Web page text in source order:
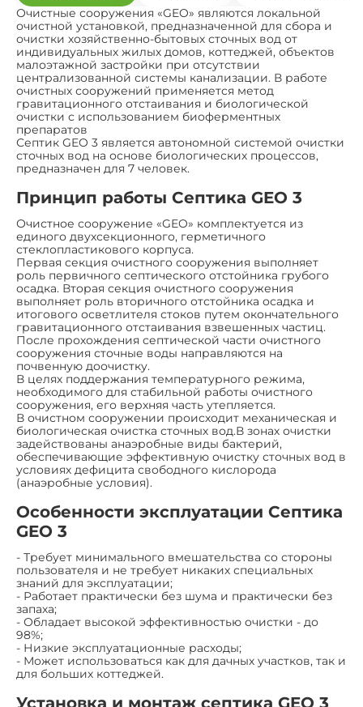
Очистные сооружения «GEO» являются локальной
очистной установкой, предназначенной для сбора и
очистки хозяйственно-бытовых сточных вод от
индивидуальных жилых домов, коттеджей, объектов
малоэтажной застройки при отсутствии
централизованной системы канализации. В работе
очистных сооружений применяется метод
гравитационного отстаивания и биологической
очистки с использованием биоферментных
препаратов
Септик GEO 3 является автономной системой очистки
сточных вод на основе биологических процессов,
предназначен для 7 человек.
Принцип работы Септика GEO 3
Очистное сооружение «GEO» комплектуется из
единого двухсекционного, герметичного
стеклопластикового корпуса.
Первая секция очистного сооружения выполняет
роль первичного септического отстойника грубого
осадка. Вторая секция очистного сооружения
выполняет роль вторичного отстойника осадка и
итогового осветлителя стоков путем окончательного
гравитационного отстаивания взвешенных частиц.
После прохождения септической части очистного
сооружения сточные воды направляются на
почвенную доочистку.
В целях поддержания температурного режима,
необходимого для стабильной работы очистного
сооружения, его верхняя часть утепляется.
В очистном сооружении происходит механическая и
биологическая очистка сточных вод.В зонах очистки
задействованы анаэробные виды бактерий,
обеспечивающие эффективную очистку сточных вод в
условиях дефицита свободного кислорода
(анаэробные условия).
Особенности эксплуатации Септика
GEO 3
- Требует минимального вмешательства со стороны
пользователя и не требует никаких специальных
знаний для эксплуатации;
- Работает практически без шума и практически без
запаха;
- Обладает высокой эффективностью очистки - до
98%;
- Низкие эксплуатационные расходы;
- Может использоваться как для дачных участков, так и
для больших коттеджей.
Установка и монтаж септика GEO 3